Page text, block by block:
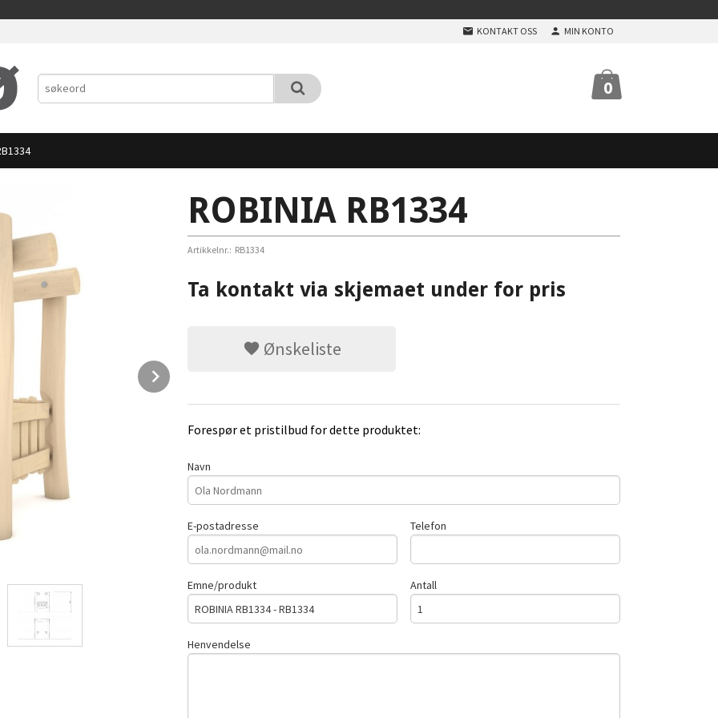
KONTAKT OSS MIN KONTO
0
ROBINIA RB1334
Artikkelnr.: RB1334
Ta kontakt via skjemaet under for pris
Ønskeliste
Forespør et pristilbud for dette produktet:
Navn
E-postadresse Telefon
Emne/produkt Antall
Henvendelse